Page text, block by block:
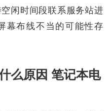
闲时间段联系服务站进
幕布线不当的可能性存
么原因 笔记本电